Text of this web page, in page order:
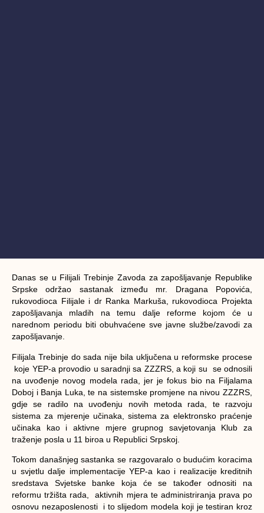
Danas se u Filijali Trebinje Zavoda za zapošljavanje Republike
Srpske održao sastanak između mr. Dragana Popovića,
rukovodioca Filijale i dr Ranka Markuša, rukovodioca Projekta
zapošljavanja mladih na temu dalje reforme kojom će u
narednom periodu biti obuhvaćene sve javne službe/zavodi za
zapošljavanje.
Filijala Trebinje do sada nije bila uključena u reformske procese
koje YEP-a provodio u saradnji sa ZZZRS, a koji su se odnosili
na uvođenje novog modela rada, jer je fokus bio na Filjalama
Doboj i Banja Luka, te na sistemske promjene na nivou ZZZRS,
gdje se radilo na uvođenju novih metoda rada, te razvoju
sistema za mjerenje učinaka, sistema za elektronsko praćenje
učinaka kao i aktivne mjere grupnog savjetovanja Klub za
traženje posla u 11 biroa u Republici Srpskoj.
Tokom današnjeg sastanka se razgovaralo o budućim koracima
u svjetlu dalje implementacije YEP-a kao i realizacije kreditnih
sredstava Svjetske banke koja će se također odnositi na
reformu tržišta rada, aktivnih mjera te administriranja prava po
osnovu nezaposlenosti i to slijedom modela koji je testiran kroz